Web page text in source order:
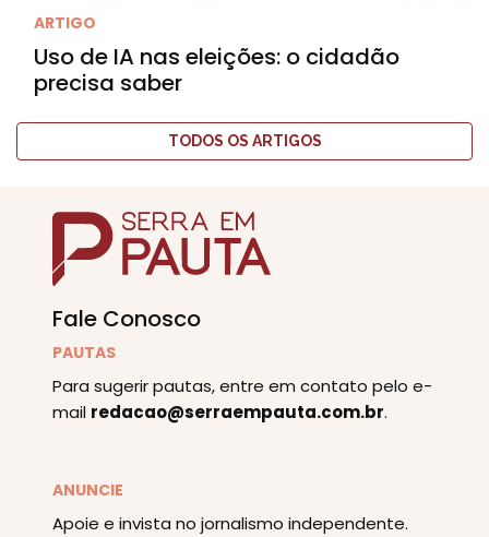
ARTIGO
Uso de IA nas eleições: o cidadão
precisa saber
TODOS OS ARTIGOS
Fale Conosco
PAUTAS
Para sugerir pautas, entre em contato pelo e-
mail redacao@serraempauta.com.br.
ANUNCIE
Apoie e invista no jornalismo independente.